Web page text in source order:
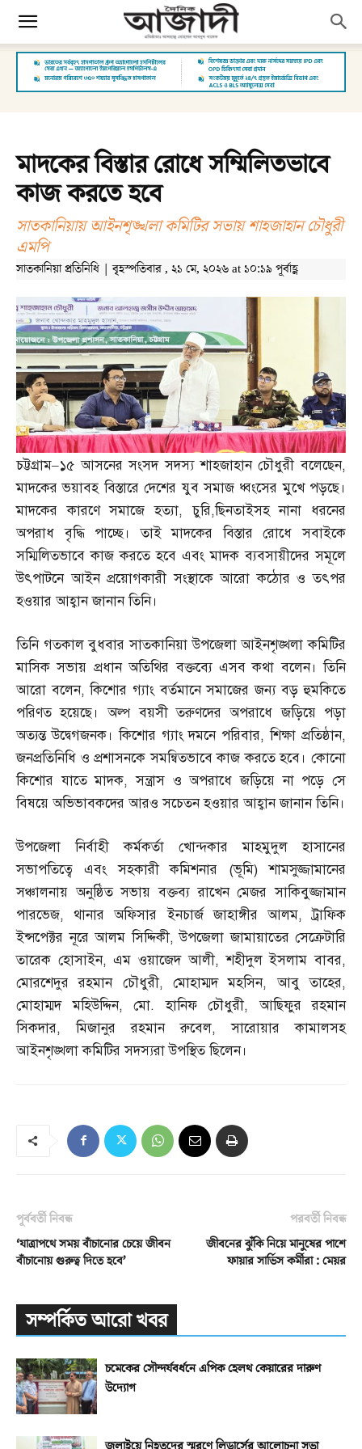
মাদকের বিস্তার রোধে সম্মিলিতভাবে
কাজ করতে হবে
সাতকানিয়ায় আইনশৃঙ্খলা কমিটির সভায় শাহজাহান চৌধুরী
এমপি
সাতকানিয়া প্রতিনিধি | বৃহস্পতিবার , ২১ মে, ২০২৬ at ১০:১৯ পূর্বাহ্ণ
চট্টগ্রাম–১৫ আসনের সংসদ সদস্য শাহজাহান চৌধুরী বলেছেন,
মাদকের ভয়াবহ বিস্তারে দেশের যুব সমাজ ধ্বংসের মুখে পড়ছে।
মাদকের কারণে সমাজে হত্যা,চুরি,ছিনতাইসহ নানা ধরনের
অপরাধ বৃদ্ধি পাচ্ছে। তাই মাদকের বিস্তার রোধে সবাইকে
সম্মিলিতভাবে কাজ করতে হবে এবং মাদক ব্যবসায়ীদের সমূলে
উৎপাটনে আইন প্রয়োগকারী সংস্থাকে আরো কঠোর ও তৎপর
হওয়ার আহ্বান জানান তিনি।
তিনি গতকাল বুধবার সাতকানিয়া উপজেলা আইনশৃঙ্খলা কমিটির
মাসিক সভায় প্রধান অতিথির বক্তব্যে এসব কথা বলেন। তিনি
আরো বলেন,কিশোর গ্যাং বর্তমানে সমাজের জন্য বড় হুমকিতে
পরিণত হয়েছে। অল্প বয়সী তরুণদের অপরাধে জড়িয়ে পড়া
অত্যন্ত উদ্বেগজনক। কিশোর গ্যাং দমনে পরিবার,শিক্ষা প্রতিষ্ঠান,
জনপ্রতিনিধি ও প্রশাসনকে সমন্বিতভাবে কাজ করতে হবে। কোনো
কিশোর যাতে মাদক,সন্ত্রাস ও অপরাধে জড়িয়ে না পড়ে সে
বিষয়ে অভিভাবকদের আরও সচেতন হওয়ার আহ্বান জানান তিনি।
উপজেলা নির্বাহী কর্মকর্তা খোন্দকার মাহমুদুল হাসানের
সভাপতিত্বে এবং সহকারী কমিশনার (ভূমি)শামসুজ্জামানের
সঞ্চালনায় অনুষ্ঠিত সভায় বক্তব্য রাখেন মেজর সাকিবুজ্জামান
পারভেজ,থানার অফিসার ইনচার্জ জাহাঙ্গীর আলম,ট্রাফিক
ইন্সপেক্টর নূরে আলম সিদ্দিকী,উপজেলা জামায়াতের সেক্রেটারি
তারেক হোসাইন,এম ওয়াজেদ আলী,শহীদুল ইসলাম বাবর,
মোরশেদুর রহমান চৌধুরী,মোহাম্মদ মহসিন,আবু তাহের,
মোহাম্মদ মহিউদ্দিন, মো.হানিফ চৌধুরী,আছিফুর রহমান
সিকদার,মিজানুর রহমান রুবেল,সারোয়ার কামালসহ
আইনশৃঙ্খলা কমিটির সদস্যরা উপস্থিত ছিলেন।
পূর্ববর্তী নিবন্ধ
‘যাত্রাপথে সময় বাঁচানোর চেয়ে জীবন
বাঁচানোয় গুরুত্ব দিতে হবে’
পরবর্তী নিবন্ধ
জীবনের ঝুঁকি নিয়ে মানুষের পাশে
ফায়ার সার্ভিস কর্মীরা : মেয়র
সম্পর্কিত আরো খবর
চমেকের সৌন্দর্যবর্ধনে এপিক হেলথ কেয়ারের দারুণ
উদ্যোগ